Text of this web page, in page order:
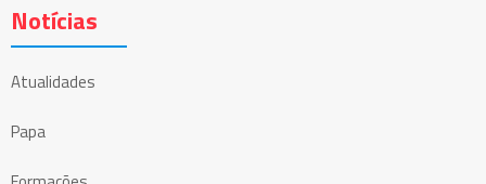
Notícias
Atualidades
Papa